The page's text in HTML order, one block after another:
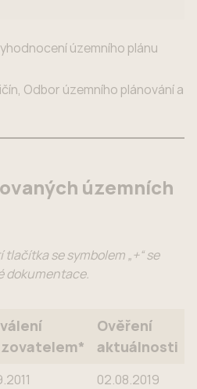
územního plánu
Odbor územního plánování a
územních
se symbolem „+“ se
dokumentace.
Ověření
aktuálnosti
Ověření
02.08.2019